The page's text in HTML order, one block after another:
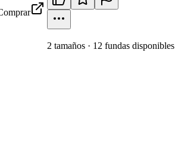
2 tamaños · 12 fundas disponibles